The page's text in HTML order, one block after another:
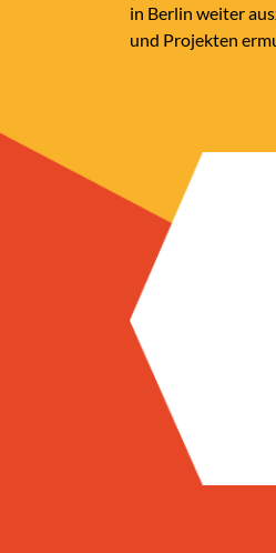
in Berlin weiter
und Projekten